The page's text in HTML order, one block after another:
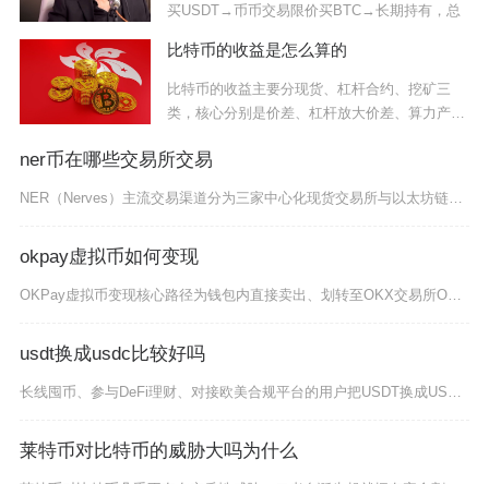
买USDT→币币交易限价买BTC→长期持有，总
比特币的收益是怎么算的
比特币的收益主要分现货、杠杆合约、挖矿三
类，核心分别是价差、杠杆放大价差、算力产出
ner币在哪些交易所交易
okpay虚拟币如何变现
OKPay虚拟币变现核心路径为钱包内直接卖出、划转至OKX交易所OTC交易、跨链转至其他平
usdt换成usdc比较好吗
莱特币对比特币的威胁大吗为什么